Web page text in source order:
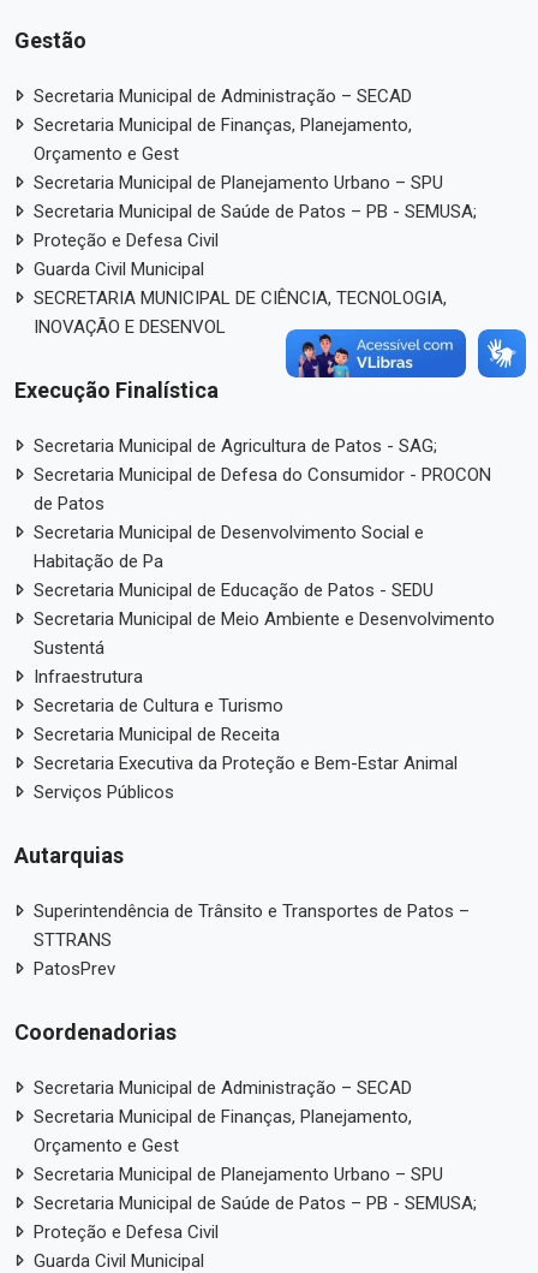
Gestão
Secretaria Municipal de Administração – SECAD
Secretaria Municipal de Finanças, Planejamento,
Orçamento e Gest
Secretaria Municipal de Planejamento Urbano – SPU
Secretaria Municipal de Saúde de Patos – PB - SEMUSA;
Proteção e Defesa Civil
Guarda Civil Municipal
SECRETARIA MUNICIPAL DE CIÊNCIA, TECNOLOGIA,
INOVAÇÃO E DESENVOL
Execução Finalística
Secretaria Municipal de Agricultura de Patos - SAG;
Secretaria Municipal de Defesa do Consumidor - PROCON
de Patos
Secretaria Municipal de Desenvolvimento Social e
Habitação de Pa
Secretaria Municipal de Educação de Patos - SEDU
Secretaria Municipal de Meio Ambiente e Desenvolvimento
Sustentá
Infraestrutura
Secretaria de Cultura e Turismo
Secretaria Municipal de Receita
Secretaria Executiva da Proteção e Bem-Estar Animal
Serviços Públicos
Autarquias
Superintendência de Trânsito e Transportes de Patos –
STTRANS
PatosPrev
Coordenadorias
Secretaria Municipal de Administração – SECAD
Secretaria Municipal de Finanças, Planejamento,
Orçamento e Gest
Secretaria Municipal de Planejamento Urbano – SPU
Secretaria Municipal de Saúde de Patos – PB - SEMUSA;
Proteção e Defesa Civil
Guarda Civil Municipal